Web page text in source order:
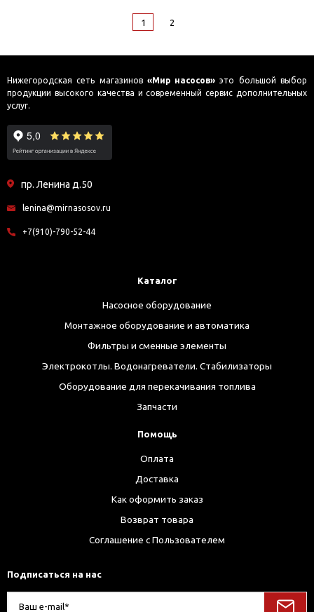
1 2
Нижегородская сеть магазинов «Мир насосов» это большой выбор
продукции высокого качества и современный сервис дополнительных
услуг.
пр. Ленина д.50
lenina@mirnasosov.ru
+7(910)-790-52-44
Каталог
Насосное оборудование
Монтажное оборудование и автоматика
Фильтры и сменные элементы
Электрокотлы. Водонагреватели. Стабилизаторы
Оборудование для перекачивания топлива
Запчасти
Помощь
Оплата
Доставка
Как оформить заказ
Возврат товара
Соглашение с Пользователем
Подписаться на нас